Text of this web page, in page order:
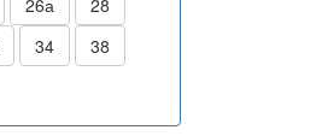
26а
28
34
38